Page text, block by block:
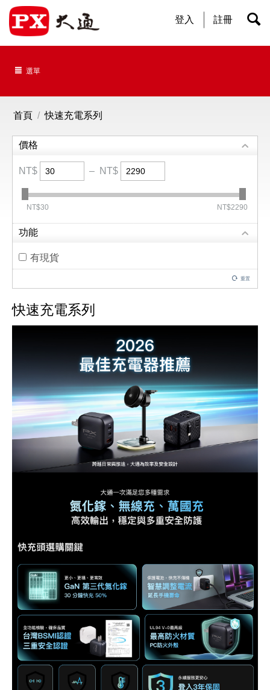
登入 註冊
選單
首頁 / 快速充電系列
價格
NT$ – NT$
‎NT$30 ‎NT$2290
功能
有現貨
重置
快速充電系列